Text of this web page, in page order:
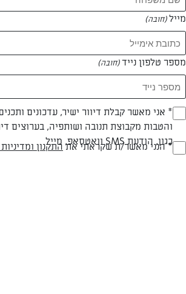
0 מתכונים
המאמרים של הדסה בן מוחה
0 מאמרים
מייל(חובה)
מספר טלפון נייד(חובה)
(חובה)* אני מאשר קבלת דיוור ישיר, עדכונים
והטבות מקבוצת תנובה ושותפיה, בערוצים
כגון, הודעת SMS וואטסאפ, מייל(חובה)* הנני מאשר/ת שקראתי את התקנון